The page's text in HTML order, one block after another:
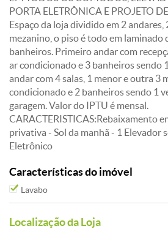
PORTA ELETRÔNICA E PROJETO
Espaço da loja dividido em 2
mezanino, o piso é todo em laminado
banheiros. Primeiro andar com
ar condicionado e 3 banheiros sendo
andar com 4 salas, 1 menor e outra 3
condicionado e 2 banheiros sendo 1
garagem. Valor do IPTU é mensal.
CARACTERISTICAS:Rebaixamento
privativa - Sol da manhã - 1 Elevador
Eletrônico
Características do imóvel
Lavabo
Localização da Loja